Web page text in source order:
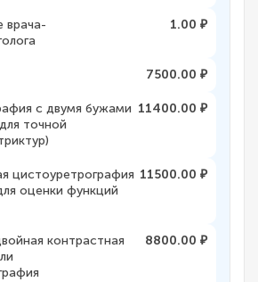
врача-
1.00 ₽
7500.00 ₽
с двумя бужами
точной
11400.00 ₽
цистоуретрография
оценки функций
11500.00 ₽
контрастная
8800.00 ₽